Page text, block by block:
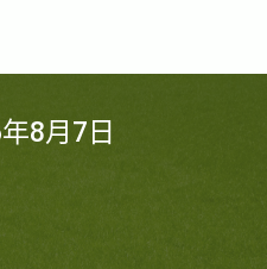
8月7日